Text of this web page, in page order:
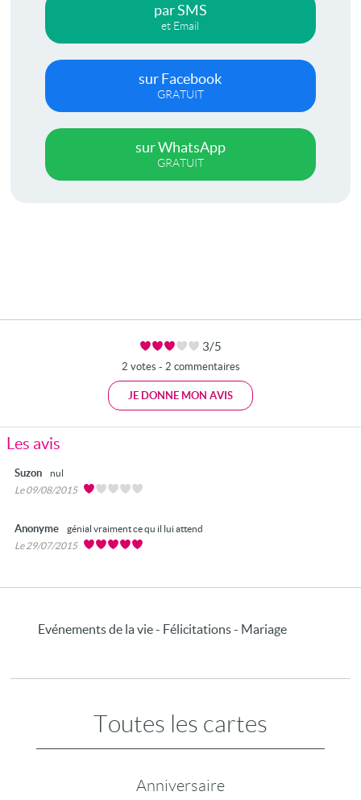
par SMS
et Email
sur Facebook
GRATUIT
sur WhatsApp
GRATUIT
3/5
2 votes - 2 commentaires
JE DONNE MON AVIS
Les avis
Suzon
nul
Le 09/08/2015
Anonyme
génial vraiment ce qu il lui attend
Le 29/07/2015
Evénements de la vie - Félicitations - Mariage
Toutes les cartes
Anniversaire